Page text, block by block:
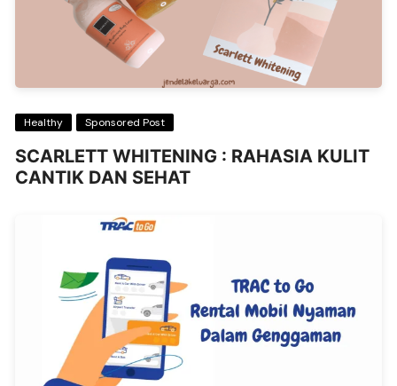
Healthy Sponsored Post
SCARLETT WHITENING : RAHASIA KULIT
CANTIK DAN SEHAT